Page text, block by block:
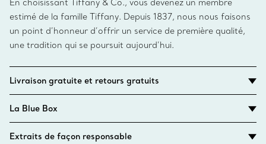
estimé de la famille Tiffany. Depuis 1837, nous nous faisons
un point d’honneur d’offrir un service de première qualité,
une tradition qui se poursuit aujourd’hui.
Livraison gratuite et retours gratuits
La Blue Box
Extraits de façon responsable